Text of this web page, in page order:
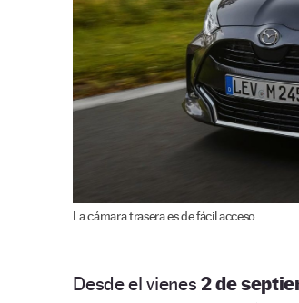
La cámara trasera es de fácil acceso.
Desde el vienes 2 de